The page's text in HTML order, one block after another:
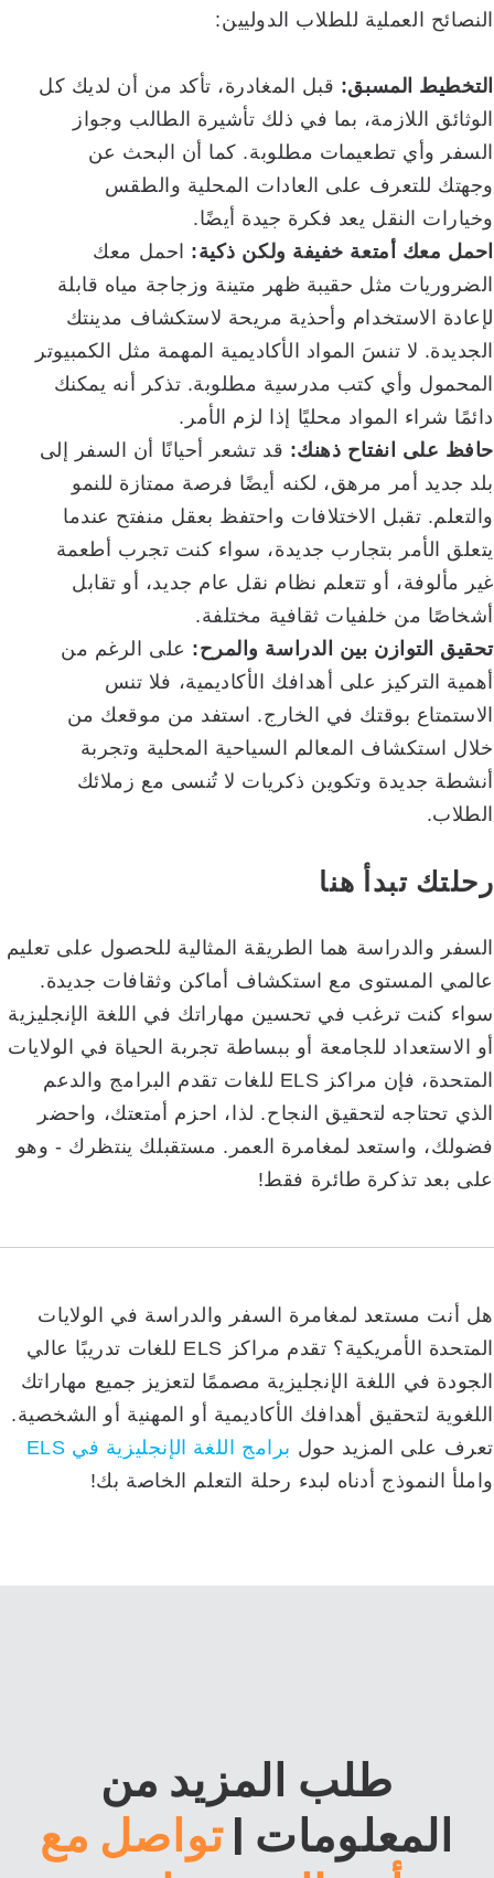
النصائح العملية للطلاب الدوليين:
التخطيط المسبق: قبل المغادرة، تأكد من أن لديك كل
الوثائق اللازمة، بما في ذلك تأشيرة الطالب وجواز
السفر وأي تطعيمات مطلوبة. كما أن البحث عن
وجهتك للتعرف على العادات المحلية والطقس
وخيارات النقل يعد فكرة جيدة أيضًا.
احمل معك أمتعة خفيفة ولكن ذكية: احمل معك
الضروريات مثل حقيبة ظهر متينة وزجاجة مياه قابلة
لإعادة الاستخدام وأحذية مريحة لاستكشاف مدينتك
الجديدة. لا تنسَ المواد الأكاديمية المهمة مثل الكمبيوتر
المحمول وأي كتب مدرسية مطلوبة. تذكر أنه يمكنك
دائمًا شراء المواد محليًا إذا لزم الأمر.
حافظ على انفتاح ذهنك: قد تشعر أحيانًا أن السفر إلى
بلد جديد أمر مرهق، لكنه أيضًا فرصة ممتازة للنمو
والتعلم. تقبل الاختلافات واحتفظ بعقل منفتح عندما
يتعلق الأمر بتجارب جديدة، سواء كنت تجرب أطعمة
غير مألوفة، أو تتعلم نظام نقل عام جديد، أو تقابل
أشخاصًا من خلفيات ثقافية مختلفة.
تحقيق التوازن بين الدراسة والمرح: على الرغم من
أهمية التركيز على أهدافك الأكاديمية، فلا تنس
الاستمتاع بوقتك في الخارج. استفد من موقعك من
خلال استكشاف المعالم السياحية المحلية وتجربة
أنشطة جديدة وتكوين ذكريات لا تُنسى مع زملائك
الطلاب.
رحلتك تبدأ هنا
السفر والدراسة هما الطريقة المثالية للحصول على تعليم
عالمي المستوى مع استكشاف أماكن وثقافات جديدة.
سواء كنت ترغب في تحسين مهاراتك في اللغة الإنجليزية
أو الاستعداد للجامعة أو ببساطة تجربة الحياة في الولايات
المتحدة، فإن مراكز ELS للغات تقدم البرامج والدعم
الذي تحتاجه لتحقيق النجاح. لذا، احزم أمتعتك، واحضر
فضولك، واستعد لمغامرة العمر. مستقبلك ينتظرك - وهو
على بعد تذكرة طائرة فقط!
هل أنت مستعد لمغامرة السفر والدراسة في الولايات
المتحدة الأمريكية؟ تقدم مراكز ELS للغات تدريبًا عالي
الجودة في اللغة الإنجليزية مصممًا لتعزيز جميع مهاراتك
اللغوية لتحقيق أهدافك الأكاديمية أو المهنية أو الشخصية.
تعرف على المزيد حول برامج اللغة الإنجليزية في ELS
واملأ النموذج أدناه لبدء رحلة التعلم الخاصة بك!
طلب المزيد من
المعلومات | تواصل مع